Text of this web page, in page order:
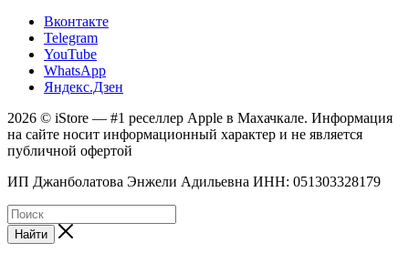
Вконтакте
Telegram
YouTube
WhatsApp
Яндекс.Дзен
2026 © iStore — #1 реселлер Apple в Махачкале. Информация
на сайте носит информационный характер и не является
публичной офертой
ИП Джанболатова Энжели Адильевна ИНН: 051303328179
Найти